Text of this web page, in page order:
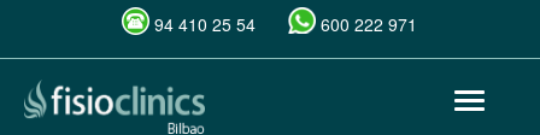
Pasar
94 410 25 54 600 222 971
Toggle